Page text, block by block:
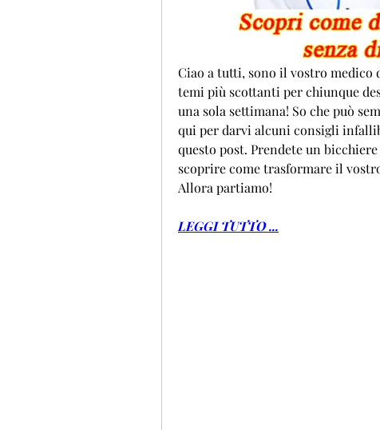
Ciao a tutti, sono il vostro medico
temi più scottanti per chiunque
una sola settimana! So che può
qui per darvi alcuni consigli
questo post. Prendete un
scoprire come trasformare il
Allora partiamo!
LEGGI TUTTO ...